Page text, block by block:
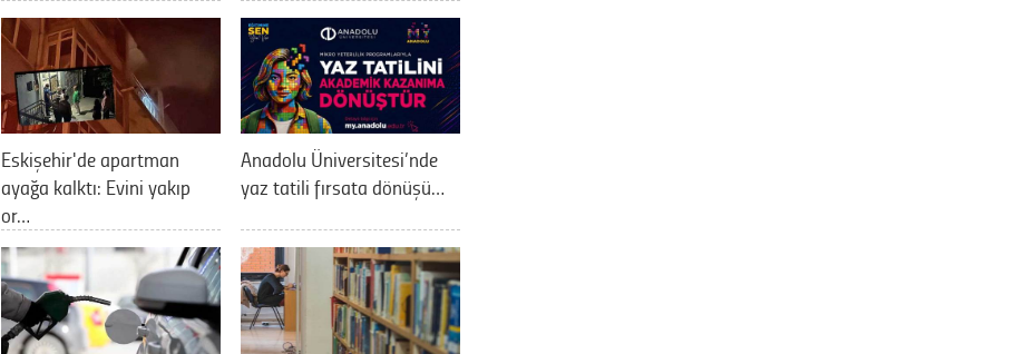
Eskişehir'de apartman
ayağa kalktı: Evini yakıp
or…
Anadolu Üniversitesi’nde
yaz tatili fırsata dönüşü…